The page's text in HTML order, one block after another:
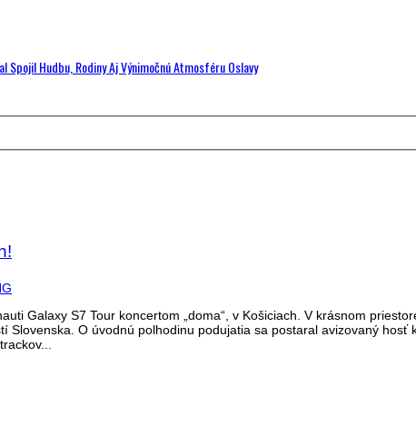
Spojil Hudbu, Rodiny Aj Výnimočnú Atmosféru Oslavy
Galaxy S7 Tour koncertom „doma“, v Košiciach. V krásnom
Slovenska. O úvodnú polhodinu podujatia sa postaral avizovaný